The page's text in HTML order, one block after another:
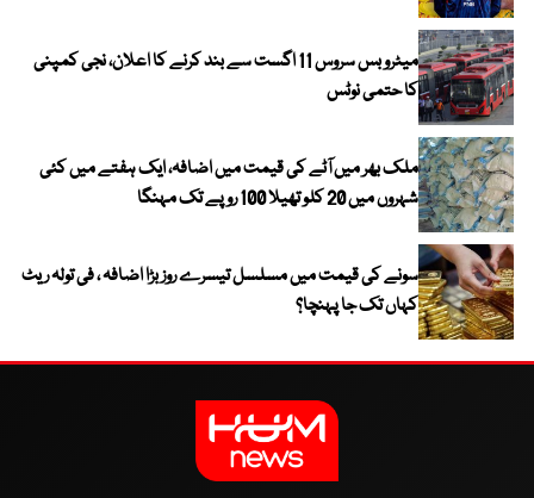
میٹرو بس سروس 11 اگست سے بند کرنے کا اعلان، نجی کمپنی
کا حتمی نوٹس
ملک بھر میں آٹے کی قیمت میں اضافہ، ایک ہفتے میں کئی
شہروں میں 20 کلو تھیلا 100 روپے تک مہنگا
سونے کی قیمت میں مسلسل تیسرے روز بڑا اضافہ ، فی تولہ ریٹ
کہاں تک جا پہنچا؟